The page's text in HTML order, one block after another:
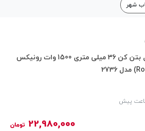
شهر
دریل بتن کن 36 میلی متری 1500 وات رونیکس
22,980,000 تومان